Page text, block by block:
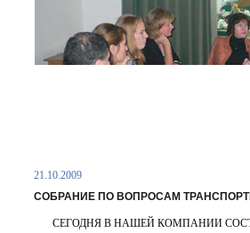
21.10.2009
СОБРАНИЕ ПО ВОПРОСАМ
СЕГОДНЯ В НАШЕЙ КОМПАНИИ